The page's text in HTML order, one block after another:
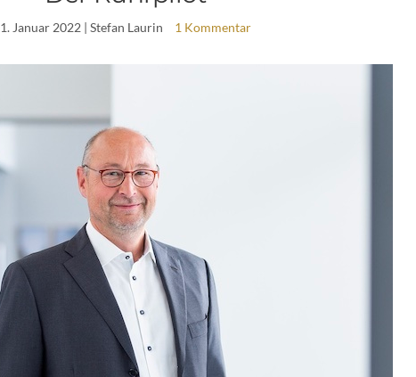
1. Januar 2022| Stefan Laurin 1 Kommentar